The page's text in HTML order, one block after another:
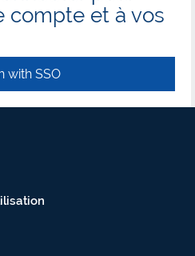
compte et à vos
with SSO